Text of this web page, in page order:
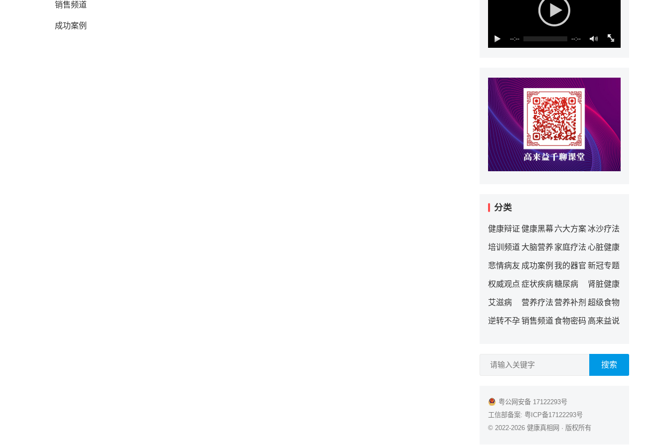
销售频道
成功案例
--:-- --:--
分类
健康辩证 健康黑幕 六大方案冰沙疗法
培训频道 大脑营养 家庭疗法 心脏健康
悲情病友 成功案例 我的器官 新冠专题
权威观点 症状疾病糖尿病 肾脏健康
艾滋病 营养疗法 营养补剂 超级食物
逆转不孕销售频道食物密码 高来益说
搜索
粤公网安备 17122293号
工信部备案: 粤ICP备17122293号
© 2022-2026 健康真相网 · 版权所有